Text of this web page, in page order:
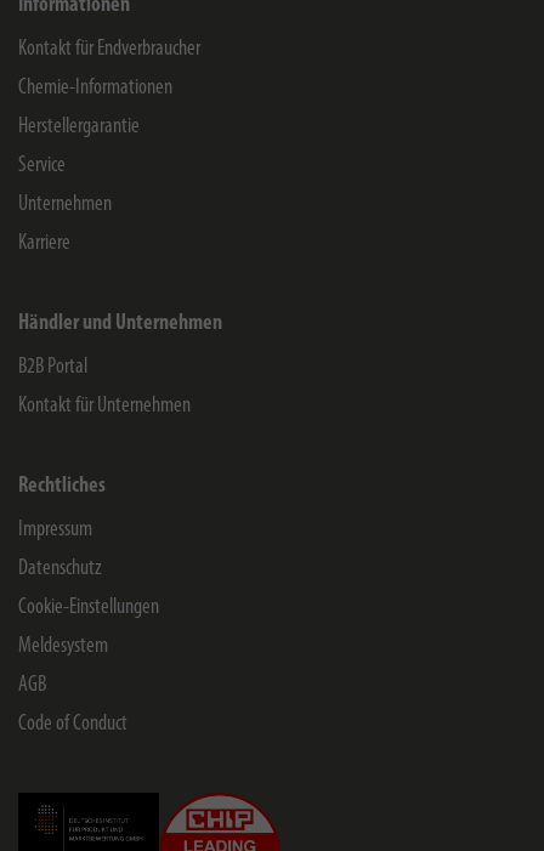
Informationen
Kontakt für Endverbraucher
Chemie-Informationen
Herstellergarantie
Service
Unternehmen
Karriere
Händler und Unternehmen
B2B Portal
Kontakt für Unternehmen
Rechtliches
Impressum
Datenschutz
Cookie-Einstellungen
Meldesystem
AGB
Code of Conduct